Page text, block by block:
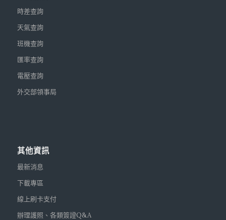
時差查詢
天氣查詢
班機查詢
匯率查詢
電壓查詢
外交部領事局
其他資訊
最新消息
下載專區
線上刷卡支付
辦理護照、各類簽證Q&A